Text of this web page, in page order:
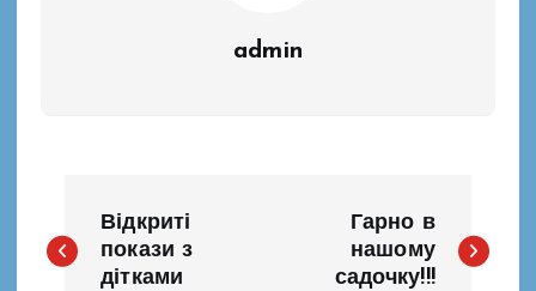
admin
а
Відкриті
покази з
дітками
Гарно в
нашому
садочку!!!